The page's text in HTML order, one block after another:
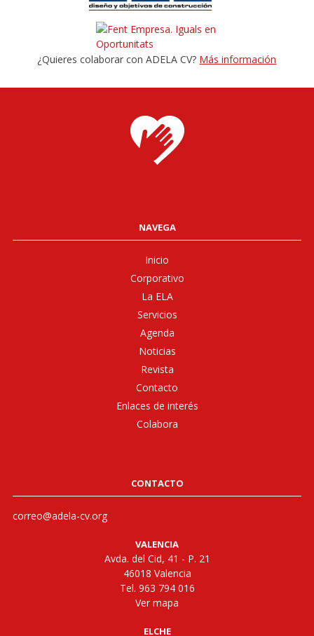
¿Quieres colaborar con ADELA CV? Más información
NAVEGA
Inicio
Corporativo
La ELA
Servicios
Agenda
Noticias
Revista
Contacto
Enlaces de interés
Colabora
CONTACTO
correo@adela-cv.org
VALENCIA
Avda. del Cid, 41 - P. 21
46018 Valencia
Tel. 963 794 016
Ver mapa
ELCHE